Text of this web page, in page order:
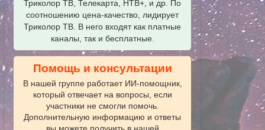
Триколор ТВ, Телекарта, НТВ+, и др. По
соотношению цена-качество, лидирует
Триколор ТВ. В него входят как платные
каналы, так и бесплатные.
Помощь и консультации
В нашей группе работает ИИ‑помощник,
который отвечает на вопросы, если
участники не смогли помочь.
Дополнительную информацию и ответы